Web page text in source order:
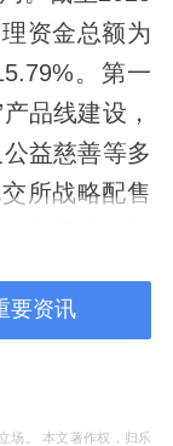
资金总额为
。第一
品线建设，
益慈善等多
所战略配售
名第1。此
。
要资讯
场。 本文著作权，归乐